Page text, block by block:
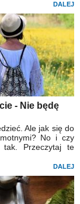
DALEJ
- Nie będę
Ale jak się do
No i czy
Przeczytaj te
DALEJ